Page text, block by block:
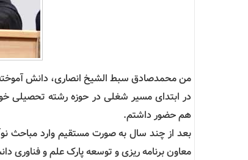
من محمدصادق سبط الشیخ انصاری، دانش
در ابتدای مسیر شغلی در حوزه رشته تحصیلی
هم حضور داشتم.
بعد از چند سال به صورت مستقیم وارد مباحث
معاون برنامه ریزی و توسعه پارک علم و فناوری